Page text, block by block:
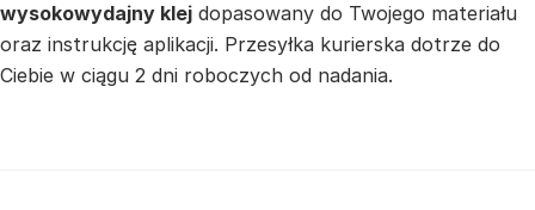
wysokowydajny klej dopasowany do Twojego materiału
oraz instrukcję aplikacji. Przesyłka kurierska dotrze do
Ciebie w ciągu 2 dni roboczych od nadania.